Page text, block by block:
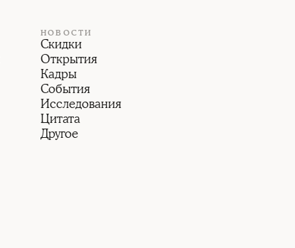
НОВОСТИ
Скидки
Открытия
Кадры
События
Исследования
Цитата
Другое